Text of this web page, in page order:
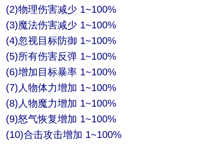
(2)物理伤害减少 1~100%
(3)魔法伤害减少 1~100%
(4)忽视目标防御 1~100%
(5)所有伤害反弹 1~100%
(6)增加目标暴率 1~100%
(7)人物体力增加 1~100%
(8)人物魔力增加 1~100%
(9)怒气恢复增加 1~100%
(10)合击攻击增加 1~100%